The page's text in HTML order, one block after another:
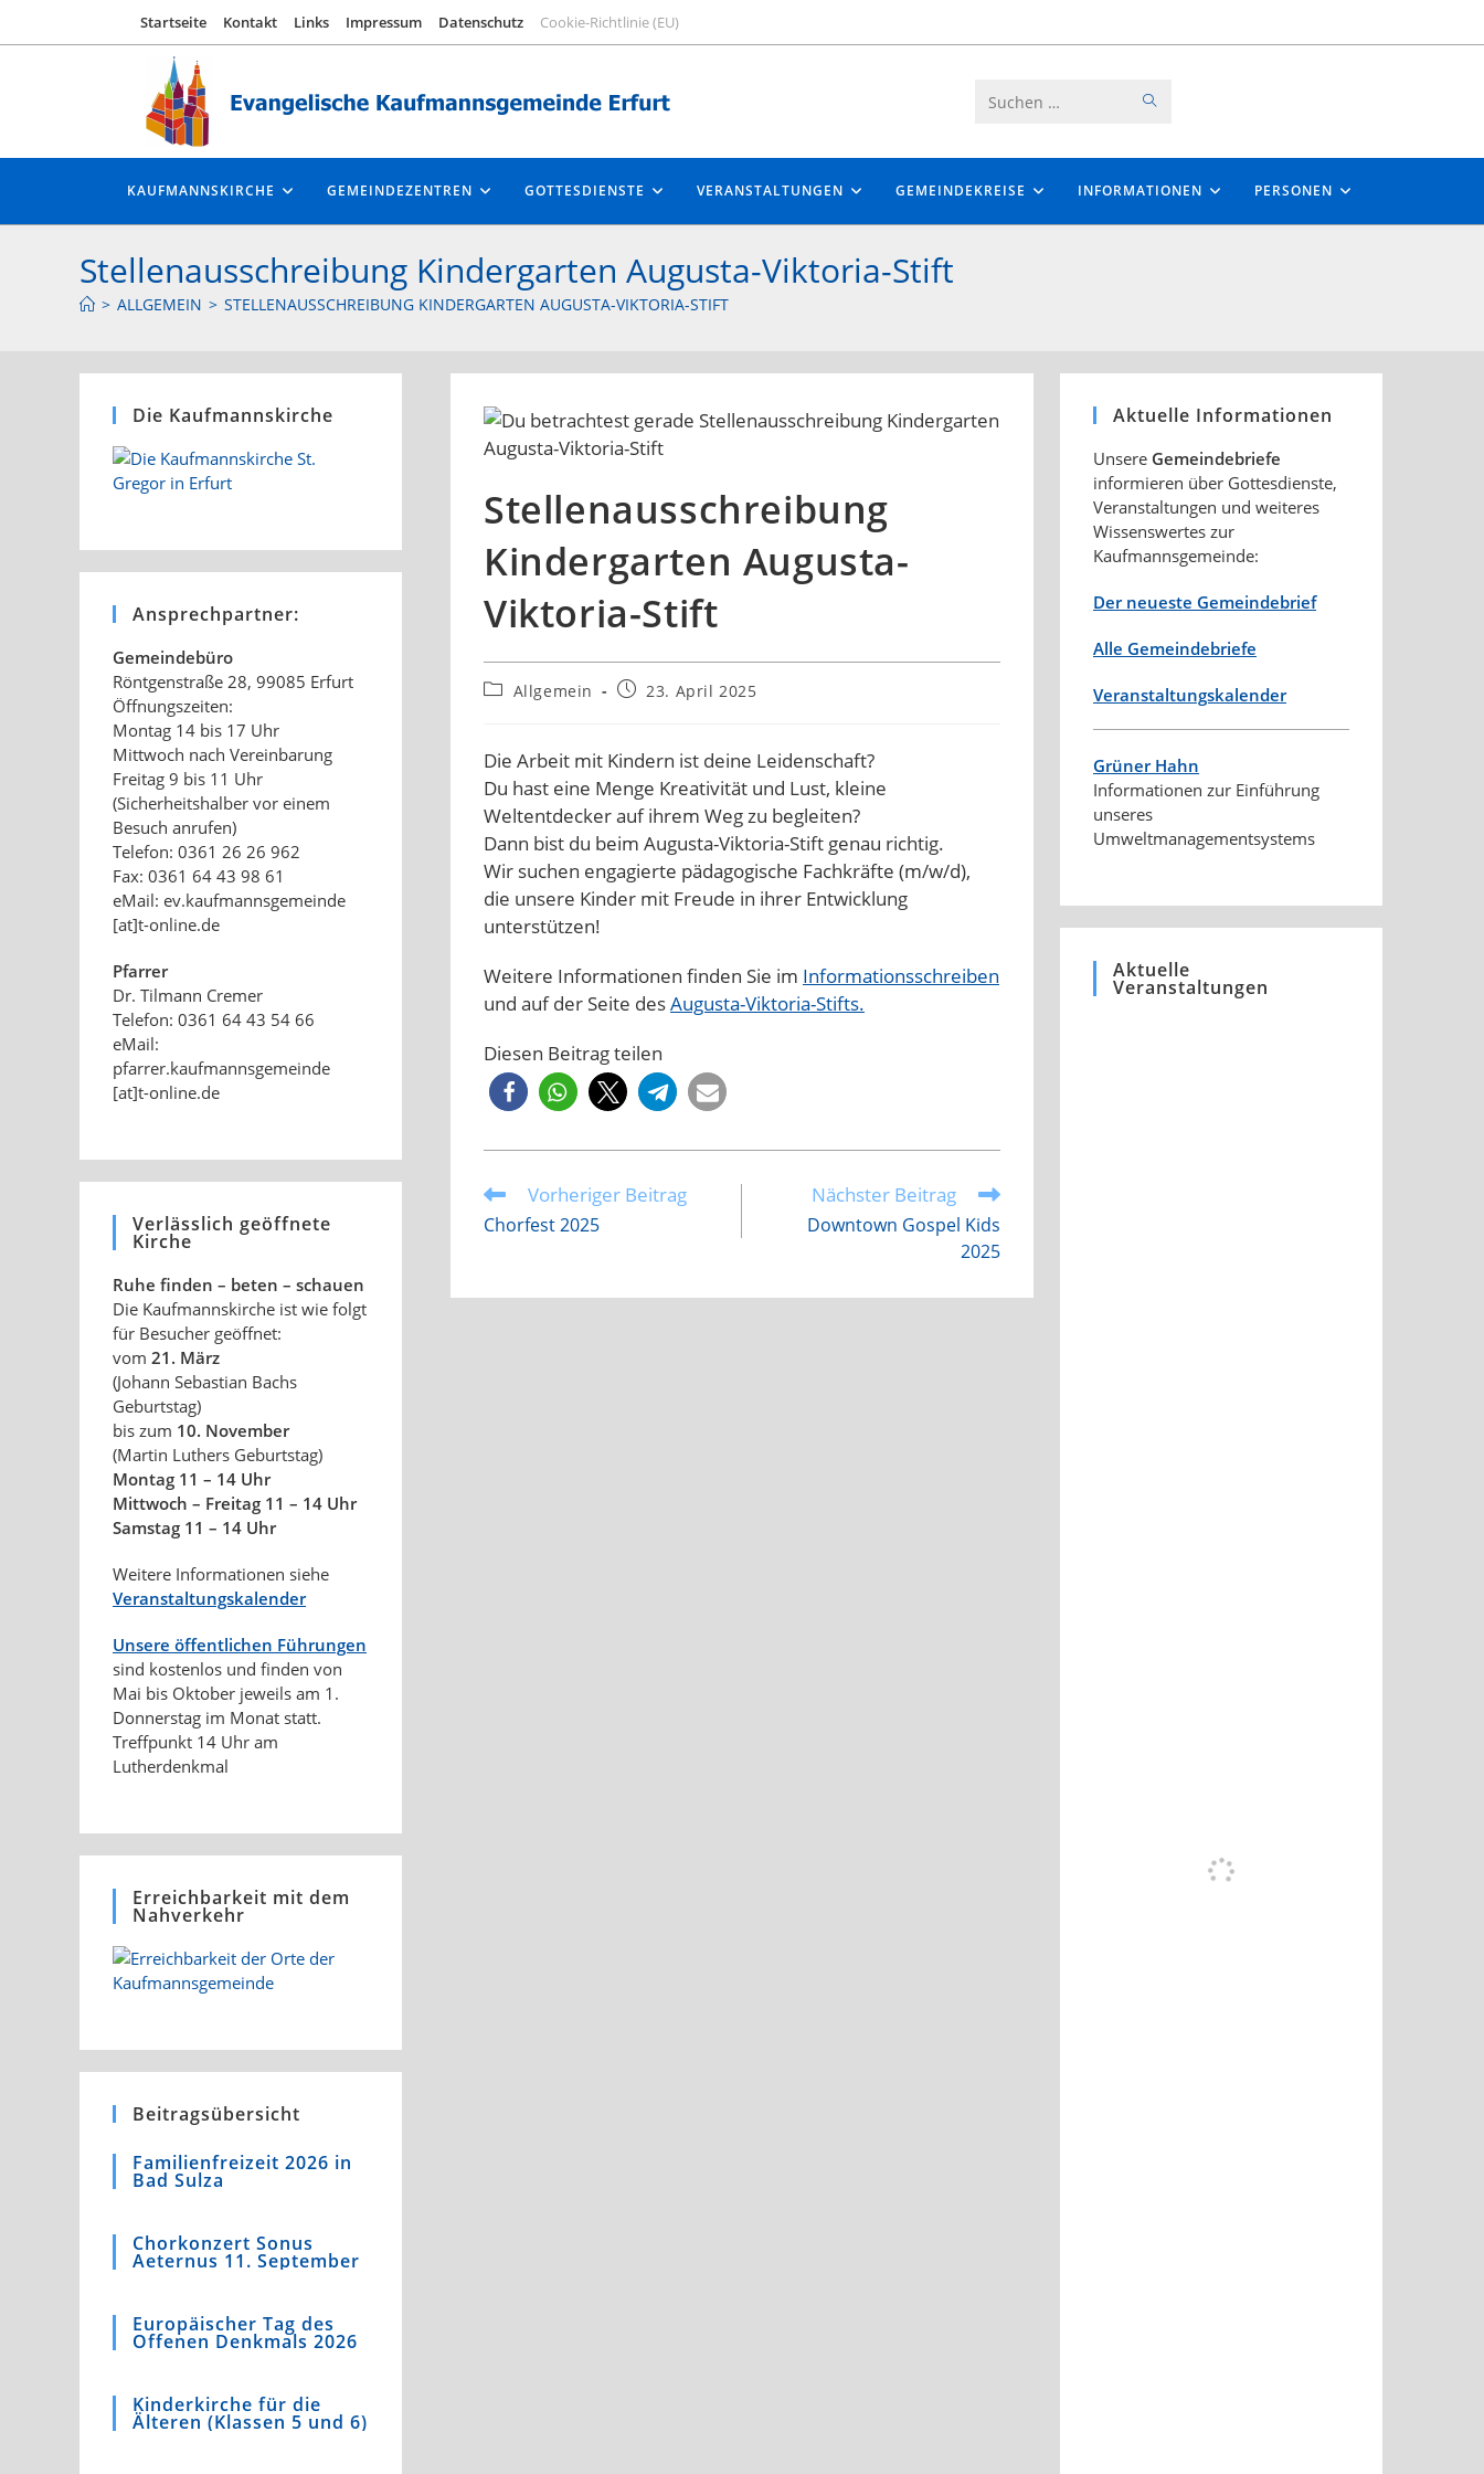
Startseite Kontakt Links Impressum Datenschutz Cookie-Richtlinie (EU)
Diese
durchsuchen
KAUFMANNSKIRCHE GEMEINDEZENTREN GOTTESDIENSTE VERANSTALTUNGEN GEMEINDEKREISE INFORMATIONEN PERSONEN
Stellenausschreibung Kindergarten Augusta-Viktoria-Stift
> ALLGEMEIN > STELLENAUSSCHREIBUNG KINDERGARTEN AUGUSTA-VIKTORIA-STIFT
Stellenausschreibung
Kindergarten Augusta-
Viktoria-Stift
Beitrags-
Allgemein
Beitrag23. April 2025
Die Arbeit mit Kindern ist deine Leidenschaft?
Du hast eine Menge Kreativität und Lust, kleine
Weltentdecker auf ihrem Weg zu begleiten?
Dann bist du beim Augusta-Viktoria-Stift genau richtig.
Wir suchen engagierte pädagogische Fachkräfte (m/w/d),
die unsere Kinder mit Freude in ihrer Entwicklung
unterstützen!
Weitere Informationen finden Sie im Informationsschreiben
und auf der Seite desAugusta-Viktoria-Stifts.
Diesen Beitrag teilen
Weitere
Artikel
ansehen
Vorheriger Beitrag
Chorfest 2025
Nächster Beitrag
Downtown Gospel Kids
2025
Die Kaufmannskirche
Ansprechpartner:
Gemeindebüro
Röntgenstraße 28, 99085 Erfurt
Öffnungszeiten:
Montag 14 bis 17 Uhr
Mittwoch nach Vereinbarung
Freitag 9 bis 11 Uhr
(Sicherheitshalber vor einem
Besuch anrufen)
Telefon: 0361 26 26 962
Fax: 0361 64 43 98 61
eMail: ev.kaufmannsgemeinde
[at]t-online.de
Pfarrer
Dr. Tilmann Cremer
Telefon: 0361 64 43 54 66
eMail:
pfarrer.kaufmannsgemeinde
[at]t-online.de
Verlässlich geöffnete
Kirche
Ruhe finden – beten – schauen
Die Kaufmannskirche ist wie folgt
für Besucher geöffnet:
vom 21. März
(Johann Sebastian Bachs
Geburtstag)
bis zum 10. November
(Martin Luthers Geburtstag)
Montag 11 – 14 Uhr
Mittwoch – Freitag 11 – 14 Uhr
Samstag 11 – 14 Uhr
Weitere Informationen siehe
Veranstaltungskalender
Unsere öffentlichen Führungen
sind kostenlos und finden von
Mai bis Oktober jeweils am 1.
Donnerstag im Monat statt.
Treffpunkt 14 Uhr am
Lutherdenkmal
Erreichbarkeit mit dem
Nahverkehr
Beitragsübersicht
Familienfreizeit 2026 in
Bad Sulza
Chorkonzert Sonus
Aeternus 11. September
Europäischer Tag des
Offenen Denkmals 2026
Kinderkirche für die
Älteren (Klassen 5 und 6)
Aktuelle Informationen
Unsere Gemeindebriefe
informieren über Gottesdienste,
Veranstaltungen und weiteres
Wissenswertes zur
Kaufmannsgemeinde:
Der neueste Gemeindebrief
Alle Gemeindebriefe
Veranstaltungskalender
Grüner Hahn
Informationen zur Einführung
unseres
Umweltmanagementsystems
Aktuelle
Veranstaltungen